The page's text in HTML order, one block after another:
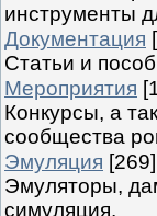
инструменты
Документация
Статьи и
Мероприятия
Конкурсы, а
сообщества
Эмуляция [269]
Эмуляторы,
симуляция.